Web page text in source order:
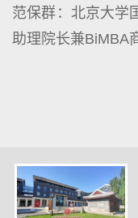
范保群：北京大学
助理院长兼BiMBA